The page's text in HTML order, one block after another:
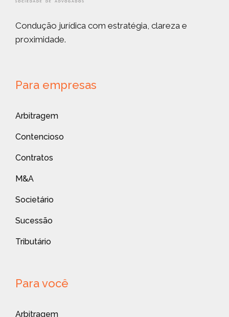
Condução jurídica com estratégia, clareza e
proximidade.
Para empresas
Arbitragem
Contencioso
Contratos
M&A
Societário
Sucessão
Tributário
Para você
Arbitragem